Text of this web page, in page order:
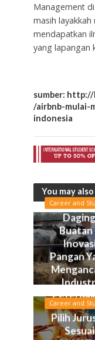
Management
masih
mendapatkan
yang lapangan
sumber:
/airbnb-mulai-
indonesia
You may
Career and
Buatan
Pangan
Career and
Pilih
Sesuai